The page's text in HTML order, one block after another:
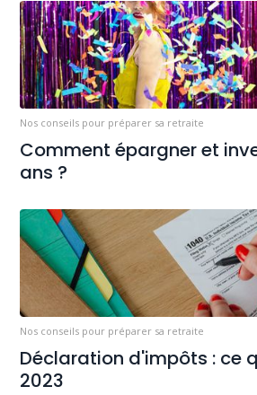
Nos conseils pour préparer sa retraite
Comment épargner et
ans ?
Nos conseils pour préparer sa retraite
Déclaration d'impôts : ce
2023